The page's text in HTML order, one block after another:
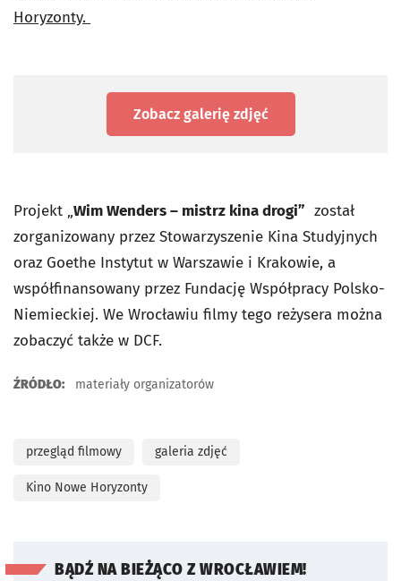
Horyzonty.
Zobacz galerię zdjęć
Projekt „Wim Wenders – mistrz kina drogi” został
zorganizowany przez Stowarzyszenie Kina Studyjnych
oraz Goethe Instytut w Warszawie i Krakowie, a
współfinansowany przez Fundację Współpracy Polsko-
Niemieckiej. We Wrocławiu filmy tego reżysera można
zobaczyć także w DCF.
ŹRÓDŁO: materiały organizatorów
przegląd filmowy galeria zdjęć
Kino Nowe Horyzonty
BĄDŹ NA BIEŻĄCO Z WROCŁAWIEM!